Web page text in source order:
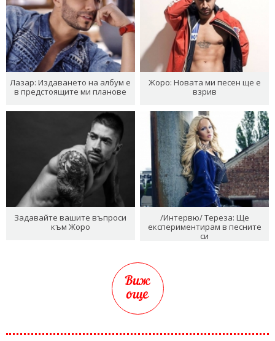
Лазар: Издаването на албум е
в предстоящите ми планове
Жоро: Новата ми песен ще е
взрив
Задавайте вашите въпроси
към Жоро
/Интервю/ Тереза: Ще
експериментирам в песните
си
Виж
още